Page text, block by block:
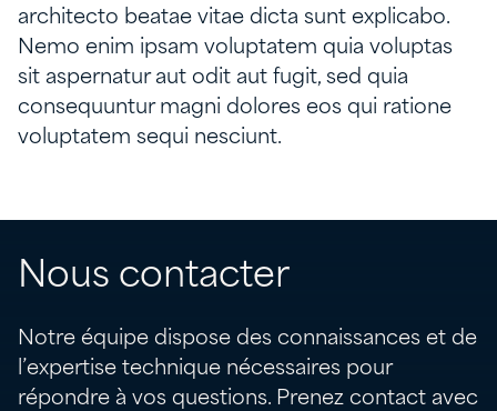
architecto beatae vitae dicta sunt explicabo.
Nemo enim ipsam voluptatem quia voluptas
sit aspernatur aut odit aut fugit, sed quia
consequuntur magni dolores eos qui ratione
voluptatem sequi nesciunt.
Nous contacter
Notre équipe dispose des connaissances et de
l’expertise technique nécessaires pour
répondre à vos questions. Prenez contact avec